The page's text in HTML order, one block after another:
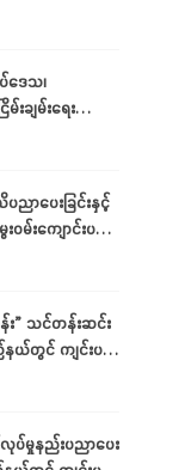
မံခြင်း
ေသ၊
းချမ်းရေး
ျိုးများရေးရာ
ညာပေးခြင်းနှင့်
မ်းကျောင်းပညာ
ခြင်း အစီအစဉ်
” သင်တန်းဆင်း
နယ်တွင် ကျင်းပ
မှုနည်းပညာပေး